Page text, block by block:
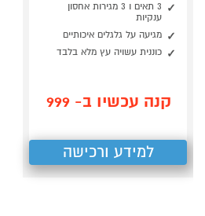
3 תאים ו 3 מגירות אחסון
ענקיות
מגיעה על גלגלים איכותיים
כוננית עשויה עץ מלא בלבד
קנה עכשיו ב- 999
למידע ורכישה